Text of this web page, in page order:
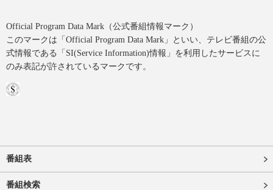
Official Program Data Mark（公式番組情報マーク）
このマークは「Official Program Data Mark」といい、テレビ番組の公
式情報である「SI(Service Information)情報」を利用したサービスに
のみ表記が許されているマークです。
番組表
番組検索